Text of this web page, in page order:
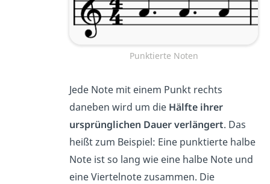
Punktierte Noten
Jede Note mit einem Punkt rechts
daneben wird um die Hälfte ihrer
ursprünglichen Dauer verlängert. Das
heißt zum Beispiel: Eine punktierte halbe
Note ist so lang wie eine halbe Note und
eine Viertelnote zusammen. Die